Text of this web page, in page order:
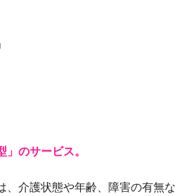
のサービス。
、介護状態や年齢、障害の有無な